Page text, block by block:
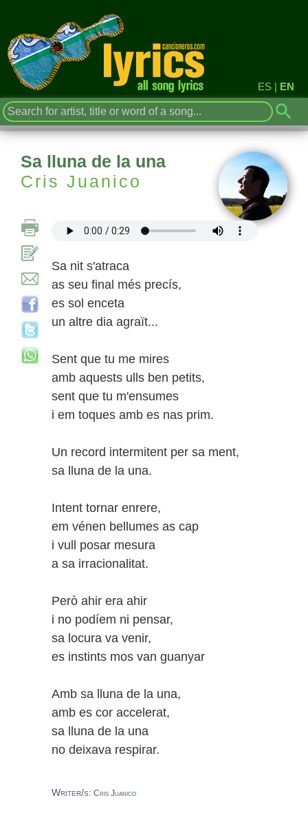
ES | EN
Sa lluna de la una
Cris Juanico
Sa nit s'atraca
as seu final més precís,
es sol enceta
un altre dia agraït...
Sent que tu me mires
amb aquests ulls ben petits,
sent que tu m'ensumes
i em toques amb es nas prim.
Un record intermitent per sa ment,
sa lluna de la una.
Intent tornar enrere,
em vénen bellumes as cap
i vull posar mesura
a sa irracionalitat.
Però ahir era ahir
i no podíem ni pensar,
sa locura va venir,
es instints mos van guanyar
Amb sa lluna de la una,
amb es cor accelerat,
sa lluna de la una
no deixava respirar.
Writer/s: Cris Juanico